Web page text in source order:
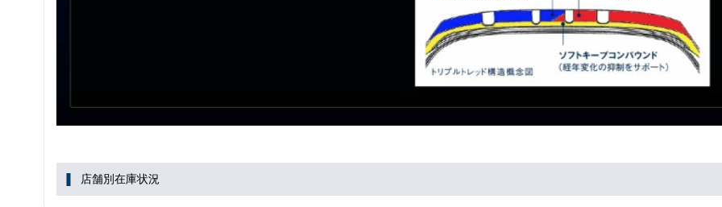
店舗別在庫状況